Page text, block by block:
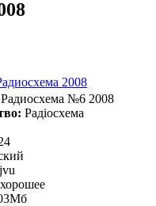
2008
Радиосхема №6 2008
Радiосхема
хорошее